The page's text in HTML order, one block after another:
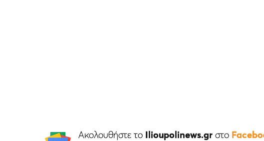
Ακολουθήστε το Ilioupolinews.grστο